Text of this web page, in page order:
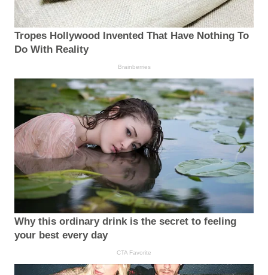
Tropes Hollywood Invented That Have Nothing To
Do With Reality
Brainberries
Why this ordinary drink is the secret to feeling
your best every day
CTA Favorite